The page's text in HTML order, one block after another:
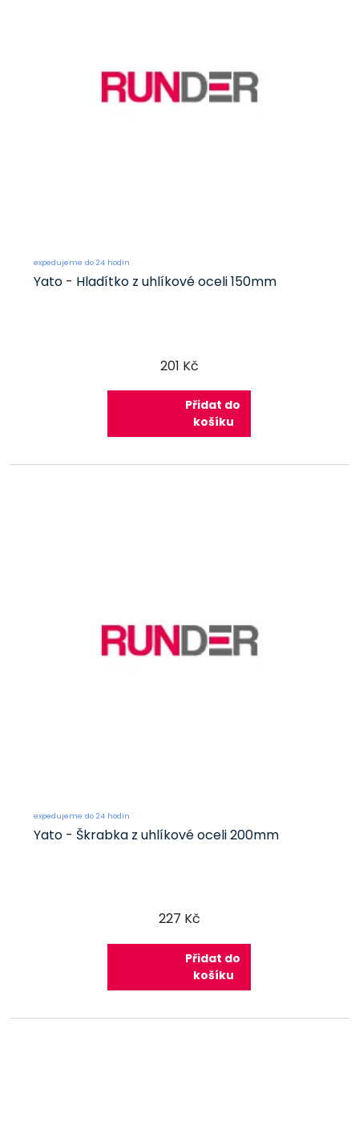
expedujeme do 24 hodin
Yato - Hladítko z uhlíkové oceli 150mm
201 Kč
Přidat do
košíku
expedujeme do 24 hodin
Yato - Škrabka z uhlíkové oceli 200mm
227 Kč
Přidat do
košíku